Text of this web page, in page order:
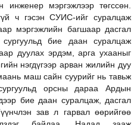
мэргэжлээр төгссөн.
ч гэсэн СУИС-ийг суралцаж
мэргэжлийн багшаар дасгал
сургуульд бие даан суралцаж
дуулах эрдэм, арга ухааныг
нэгдүгээр арван жилийн дуу
маш сайн суурийг нь тавьж
орсны дараа Ардын
бие даан суралцаж, дасгал
зав л гарвал өөрийгөө